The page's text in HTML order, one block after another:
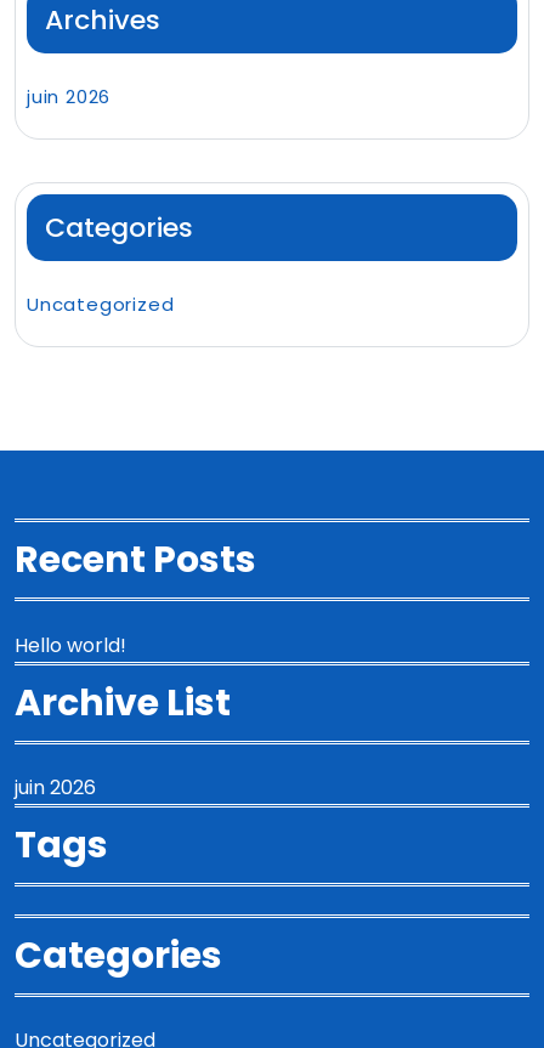
Archives
juin 2026
Categories
Uncategorized
Recent Posts
Hello world!
Archive List
juin 2026
Tags
Categories
Uncategorized